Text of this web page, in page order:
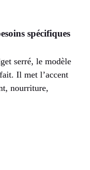
spécifiques
serré, le modèle
Il met l’accent
nourriture,